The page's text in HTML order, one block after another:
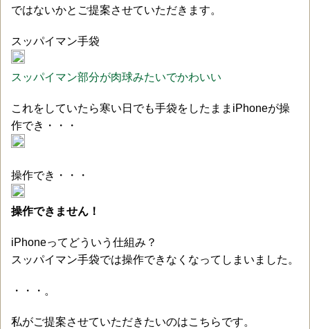
ではないかとご提案させていただきます。
スッパイマン手袋
スッパイマン部分が肉球みたいでかわいい
これをしていたら寒い日でも手袋をしたままiPhoneが操
作でき・・・
操作でき・・・
操作できません！
iPhoneってどういう仕組み？
スッパイマン手袋では操作できなくなってしまいました。
・・・。
私がご提案させていただきたいのはこちらです。